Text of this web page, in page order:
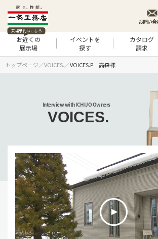
来場予約はこちら
お近くの
展示場
イベントを
探す
カタログ
請求
お問い合
トップページ VOICES. VOICES.P 高森様
Interview with ICHIJO Owners
VOICES.